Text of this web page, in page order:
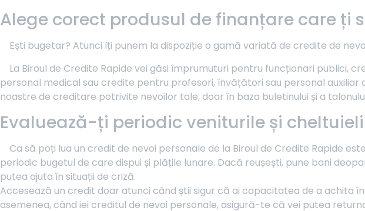
Alege corect produsul de finanțare care ți
Ești bugetar? Atunci îți punem la dispoziție o gamă variată de credite de
La Biroul de Credite Rapide vei găsi împrumuturi pentru funcționari publici,
personal medical sau credite pentru profesori, învățători sau personal
noastre de creditare potrivite nevoilor tale, doar în baza buletinului și a
Evaluează-ți periodic veniturile și
Ca să poți lua un credit de nevoi personale de la Biroul de Credite Rapide
periodic bugetul de care dispui și plățile lunare. Dacă reușești, pune bani
putea ajuta în situații de criză.
Accesează un credit doar atunci când știi sigur că ai capacitatea de a achita
asemenea, când iei creditul de nevoi personale, asigură-te că vei putea